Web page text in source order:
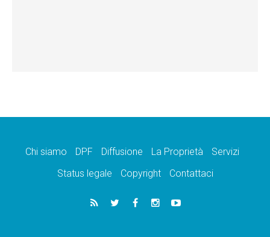
Chi siamo DPF Diffusione La Proprietà
Servizi
Status legale
Copyright Contattaci